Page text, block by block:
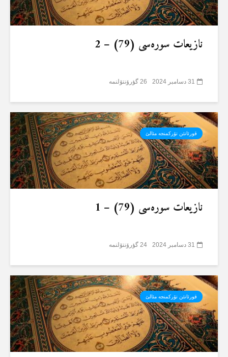
نازیعات سورەسی (79) – 2
31 دسامبر 2024 26 گؤرۆنتۆلنمە
قورئانئن تۆرکمنجە مئالئ
نازیعات سورەسی (79) – 1
31 دسامبر 2024 24 گؤرۆنتۆلنمە
قورئانئن تۆرکمنجە مئالئ